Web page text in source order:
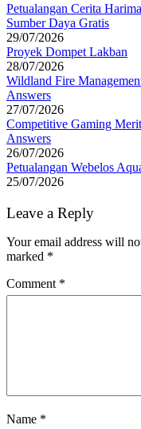
Petualangan Cerita
Sumber Daya Gratis
29/07/2026
Proyek Dompet Lakban
28/07/2026
Wildland Fire
Answers
27/07/2026
Competitive Gaming
Answers
26/07/2026
Petualangan Webelos
25/07/2026
Leave a Reply
Your email address will
marked *
Comment *
Name *